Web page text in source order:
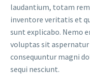
laudantium, totam rem
inventore veritatis et
sunt explicabo. Nemo
voluptas sit
consequuntur magni
sequi nesciunt.